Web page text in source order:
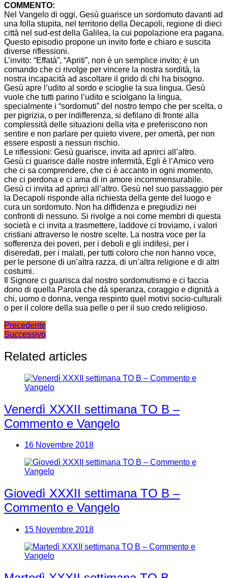
COMMENTO:
Nel Vangelo di oggi, Gesù guarisce un sordomuto davanti ad
una folla stupita, nel territorio della Decapoli, regione di dieci
città nel sud-est della Galilea, la cui popolazione era pagana.
Questo episodio propone un invito forte e chiaro e suscita
diverse riflessioni.
L’invito: “Effatà”, “Apriti”, non è un semplice invito; è un
comando che ci rivolge per vincere la nostra sordità, la
nostra incapacità ad ascoltare il grido di chi ha bisogno.
Gesù apre l’udito al sordo e scioglie la sua lingua. Gesù
vuole che tutti parino l’udito e sciolgano la lingua,
specialmente i “sordomuti” del nostro tempo che per scelta, o
per pigrizia, o per indifferenza, si defilano di fronte alla
complessità delle situazioni della vita e preferiscono non
sentire e non parlare per quieto vivere, per omertà, per non
essere esposti a nessun rischio.
Le riflessioni: Gesù guarisce, invita ad aprirci all’altro.
Gesù ci guarisce dalle nostre infermità, Egli è l’Amico vero
che ci sa comprendere, che ci è accanto in ogni momento,
che ci perdona e ci ama di in amore incommensurabile.
Gesù ci invita ad aprirci all’altro. Gesù nel suo passaggio per
la Decapoli risponde alla richiesta della gente del luogo e
cura un sordomuto. Non ha diffidenza e pregiudizi nei
confronti di nessuno. Si rivolge a noi come membri di questa
società e ci invita a trasmettere, laddove ci troviamo, i valori
cristiani attraverso le nostre scelte. La nostra voce per la
sofferenza dei poveri, per i deboli e gli indifesi, per i
diseredati, per i malati, per tutti coloro che non hanno voce,
per le persone di un’altra razza, di un’altra religione e di altri
costumi.
Il Signore ci guarisca dal nostro sordomutismo e ci faccia
dono di quella Parola che dà speranza, coraggio e dignità a
chi, uomo o donna, venga respinto quel motivi socio-culturali
o per il colore della sua pelle o per il suo credo religioso.
Navigazione
articoli
Precedente
Successivo
Related articles
Venerdì XXXII settimana TO B –
Commento e Vangelo
16 Novembre 2018
Giovedì XXXII settimana TO B –
Commento e Vangelo
15 Novembre 2018